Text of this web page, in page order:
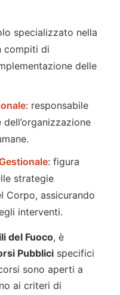
specializzato nella
compiti di
delle
: responsabile
: figura
strategie
Corpo, assicurando
interventi.
del Fuoco, è
Pubblici specifici
sono aperti a
ai criteri di